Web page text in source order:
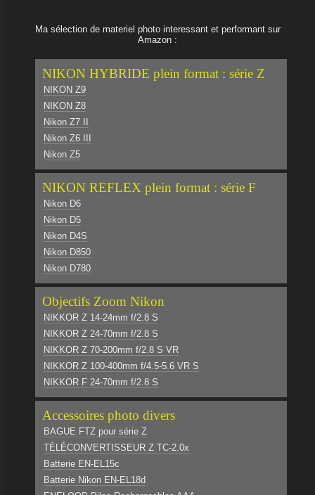
Ma sélection de materiel photo interessant et performant sur
Amazon :
NIKON HYBRIDE plein format : série Z
NIKON Z9
NIKON Z8
Nikon Z7 II
Nikon Z6 III
Nikon Z5
NIKON REFLEX plein format : série F
Nikon D6
Nikon D5
Nikon D4S
Nikon D850
Nikon D780
Objectifs Zoom Nikon
NIKKOR Z 14-24mm f/2.8 S
NIKKOR Z 24-70mm f/2.8 S
NIKKOR Z 70-200mm f/2.8 S VR
NIKKOR Z 100-400mm f/4.5-5.6 VR S
NIKKOR F 24-70mm f/2.8 S
Accessoires photo divers
BAGUE FTZ pour série Z
TÉLÉCONVERTISSEUR Z TC-2.0x
Batterie EN-EL15c
Batterie Nikon EN-EL18d